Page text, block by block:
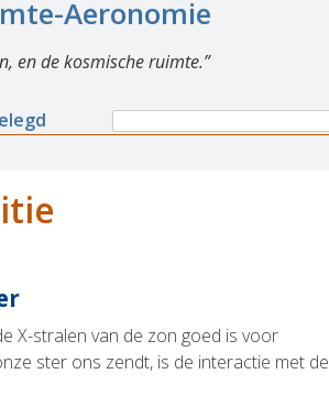
Aeronomie
en de kosmische ruimte.
Search
Search
X-stralen van de zon goed is voor
ster ons zendt, is de interactie met de